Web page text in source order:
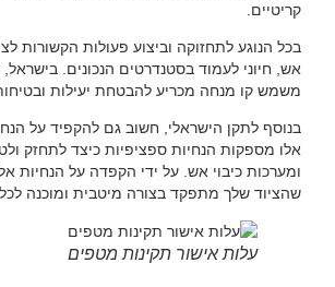
קריטיים.
בכל הנוגע לתחזוקה וביצוע פעולות הקשורות
אש, חיוני לעמוד בסטנדרטים הנכונים.
משמש קו מנחה מכריע להבטחת יעילות
בנוסף לתקן הישראלי, חשוב גם להקפיד על
אלו מספקות הנחיות ספציפיות כיצד לתחזק
ומערכות כיבוי אש. על ידי הקפדה על הנחיות
שהציוד שלך מתפקד בצורה מיטבית ומוכנה
עלות אישור תקינות מטפים